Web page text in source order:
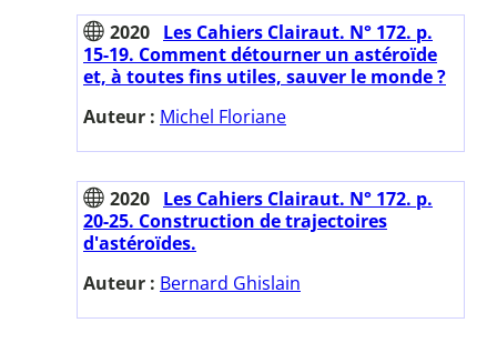
2020 Les Cahiers Clairaut. N° 172. p.
15-19. Comment détourner un astéroïde
et, à toutes fins utiles, sauver le monde ?
Auteur : Michel Floriane
2020 Les Cahiers Clairaut. N° 172. p.
20-25. Construction de trajectoires
d'astéroïdes.
Auteur : Bernard Ghislain